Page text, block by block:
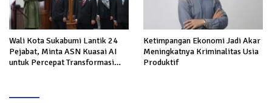
Wali Kota Sukabumi Lantik 24
Pejabat, Minta ASN Kuasai AI
untuk Percepat Transformasi
Ketimpangan Ekonomi Jadi Akar
Meningkatnya Kriminalitas Usia
Produktif